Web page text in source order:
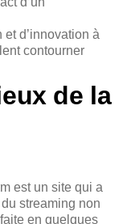
d’innovation à
contourner
de la
est un site qui a
streaming non
en quelques